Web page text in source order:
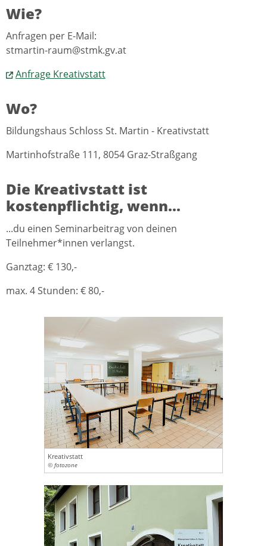
Wie?
Anfragen per E-Mail:
stmartin-raum@stmk.gv.at
Anfrage Kreativstatt
Wo?
Bildungshaus Schloss St. Martin - Kreativstatt
Martinhofstraße 111, 8054 Graz-Straßgang
Die Kreativstatt ist
kostenpflichtig, wenn...
...du einen Seminarbeitrag von deinen
Teilnehmer*innen verlangst.
Ganztag: € 130,-
max. 4 Stunden: € 80,-
Kreativstatt
© fotozone